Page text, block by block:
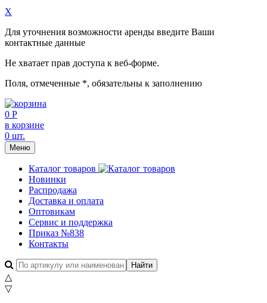
X
Для уточнения возможности аренды введите Ваши
контактные данные
Не хватает прав доступа к веб-форме.
Поля, отмеченные *, обязательны к заполнению
0 Р
в корзине
0 шт.
Меню
Каталог товаров
Новинки
Распродажа
Доставка и оплата
Оптовикам
Сервис и поддержка
Приказ №838
Контакты
△
▽